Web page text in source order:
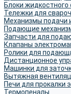
Блоки
Тележки для
Механизмы подачи
Подающие
Запчасти для
Клапаны
Ролики для
Дистанционное
Машинки для
Вытяжная
Печи для прокалки
Термопеналы